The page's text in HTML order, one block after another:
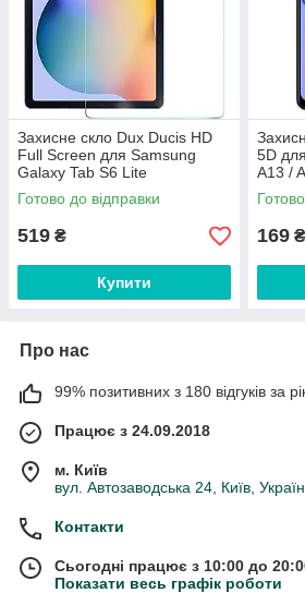
Захисне скло Dux Ducis HD
Full Screen для Samsung
Galaxy Tab S6 Lite
(P610/P613/P615/P619) (0.33
мм)
Готово до відправки
519 ₴
Купити
5D
A13 /
169 ₴
Про нас
99% позитивних з 180 відгуків за
Працює з 24.09.2018
м. Київ
вул. Автозаводська 24, Київ,
Контакти
Сьогодні працює з 10:00 до
Показати весь графік роботи